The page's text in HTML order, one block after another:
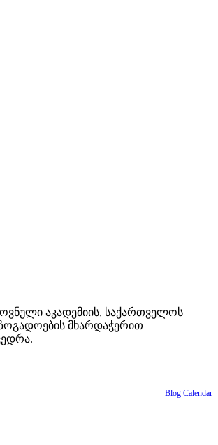
აკადემიის, საქართველოს
მხარდაჭერით
Blog Calendar